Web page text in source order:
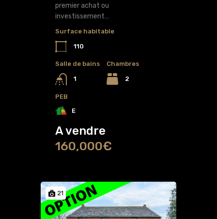
premier achat ou
investissement…
Surface habitable
110
Salle de bains
1
Chambres
2
PEB
E
A vendre
160,000€
21